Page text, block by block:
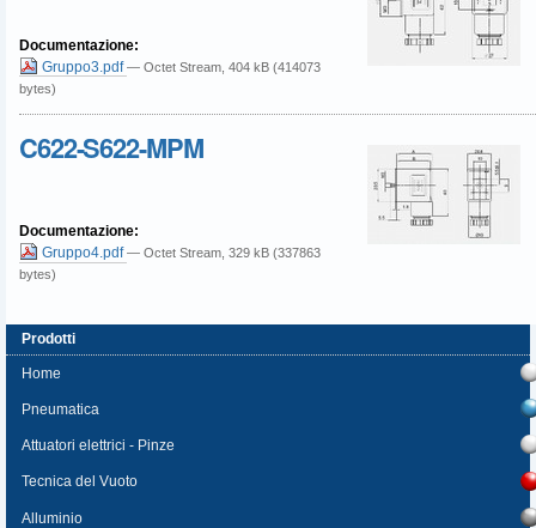
Documentazione:
Gruppo3.pdf— Octet Stream, 404 kB (414073
bytes)
C622-S622-MPM
Documentazione:
Gruppo4.pdf— Octet Stream, 329 kB (337863
bytes)
Prodotti
Home
Pneumatica
Attuatori elettrici - Pinze
Tecnica del Vuoto
Alluminio